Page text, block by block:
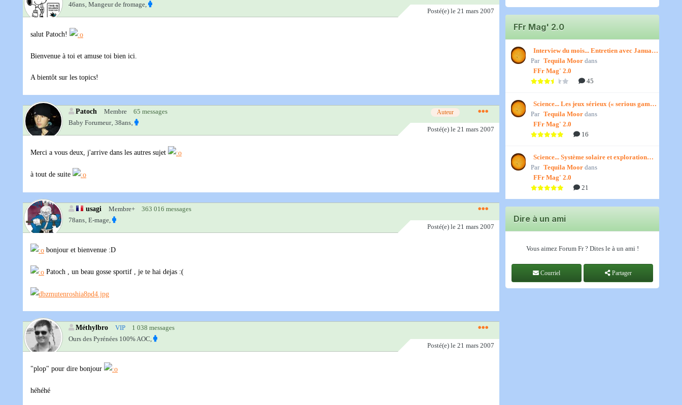
46ans‚ Mangeur de fromage,
Posté(e) le 21 mars 2007
salut Patoch!
Bienvenue à toi et amuse toi bien ici.
A bientôt sur les topics!
Patoch Membre 65 messages Auteur
Baby Forumeur‚ 38ans‚
Posté(e) le 21 mars 2007
Merci a vous deux, j'arrive dans les autres sujet
à tout de suite
usagi Membre+
363 016 messages
78ans‚ E-mage,
Posté(e) le 21 mars 2007
bonjour et bienvenue :D
Patoch , un beau gosse sportif , je te hai dejas :(
Méthylbro VIP
1 038 messages
Ours des Pyrénées 100% AOC,
Posté(e) le 21 mars 2007
"plop" pour dire bonjour
héhéhé
FFr Mag' 2.0
Interview du mois... Entretien avec January,
par Titenath
Par Tequila Moor dans
FFr Mag' 2.0
45
Science... Les jeux sérieux (« serious games
») par Jedino
Par Tequila Moor dans
FFr Mag' 2.0
16
Science... Système solaire et exploration
spatiale, par Jedino
Par Tequila Moor dans
FFr Mag' 2.0
21
Dire à un ami
Vous aimez Forum Fr ? Dites le à un ami !
Courriel Partager